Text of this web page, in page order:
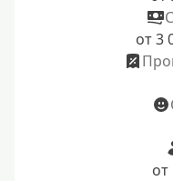
от 3
от